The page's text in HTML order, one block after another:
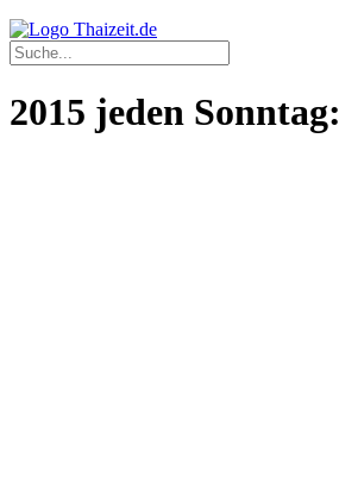
2015 jeden Sonntag: